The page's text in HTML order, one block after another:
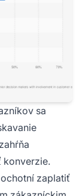
sa
konverzie.
zaplatiť